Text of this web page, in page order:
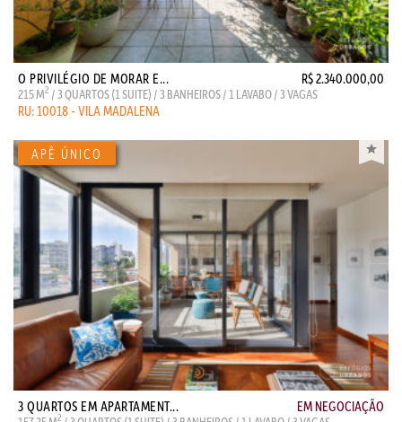
O PRIVILÉGIO DE MORAR E... R$ 2.340.000,00
215 M2 / 3 QUARTOS (1 SUITE) / 3 BANHEIROS / 1 LAVABO / 3 VAGAS
RU: 10018 - VILA MADALENA
3 QUARTOS EM APARTAMENT... EM NEGOCIAÇÃO
2